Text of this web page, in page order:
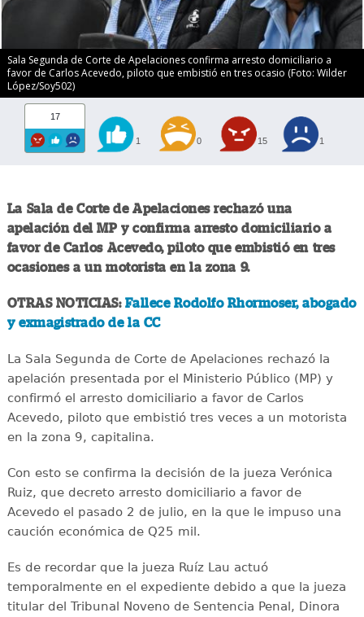
Sala Segunda de Corte de Apelaciones confirma arresto domiciliario a
favor de Carlos Acevedo, piloto que embistió en tres ocasio (Foto: Wilder
López/Soy502)
17
1 0 15 1
La Sala de Corte de Apelaciones rechazó una
apelación del MP y confirma arresto domiciliario a
favor de Carlos Acevedo, piloto que embistió en tres
ocasiones a un motorista en la zona 9.
OTRAS NOTICIAS: Fallece Rodolfo Rhormoser, abogado
y exmagistrado de la CC
La Sala Segunda de Corte de Apelaciones rechazó la
apelación presentada por el Ministerio Público (MP) y
confirmó el arresto domiciliario a favor de Carlos
Acevedo, piloto que embistió tres veces a un motorista
en la zona 9, capitalina.
Con esto se confirma la decisión de la jueza Verónica
Ruiz, que decreto arresto domiciliario a favor de
Acevedo el pasado 2 de julio, en la que le impuso una
caución económica de Q25 mil.
Es de recordar que la jueza Ruíz Lau actuó
temporalmente en el expediente debido a que la jueza
titular del Tribunal Noveno de Sentencia Penal, Dinora